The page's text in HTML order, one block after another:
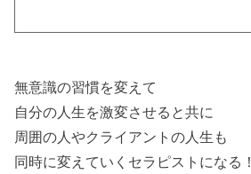
無意識の習慣を変えて
自分の人生を激変させると共に
周囲の人やクライアントの人生も
同時に変えていくセラピストになる！